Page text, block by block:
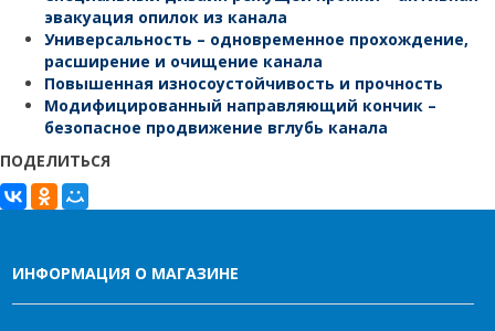
эвакуация опилок из канала
Универсальность – одновременное прохождение,
расширение и очищение канала
Повышенная износоустойчивость и прочность
Модифицированный направляющий кончик –
безопасное продвижение вглубь канала
ПОДЕЛИТЬСЯ
ИНФОРМАЦИЯ О МАГАЗИНЕ